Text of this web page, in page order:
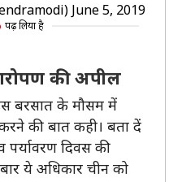
June 5, 2019
पढ़ लिया है
की अपील
इस बरसात के मौसम में
की बात कही। बता दें
दिवस की
ये अधिकार चीन को